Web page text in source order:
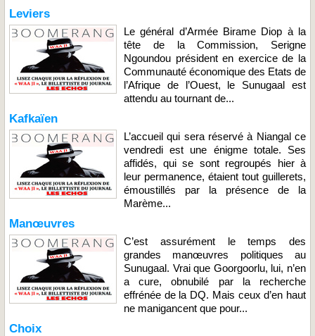
Leviers
Le général d’Armée Birame Diop à la
tête de la Commission, Serigne
Ngoundou président en exercice de la
Communauté économique des Etats de
l’Afrique de l’Ouest, le Sunugaal est
attendu au tournant de...
Kafkaïen
L’accueil qui sera réservé à Niangal ce
vendredi est une énigme totale. Ses
affidés, qui se sont regroupés hier à
leur permanence, étaient tout guillerets,
émoustillés par la présence de la
Marème...
Manœuvres
C’est assurément le temps des
grandes manœuvres politiques au
Sunugaal. Vrai que Goorgoorlu, lui, n’en
a cure, obnubilé par la recherche
effrénée de la DQ. Mais ceux d’en haut
ne manigancent que pour...
Choix